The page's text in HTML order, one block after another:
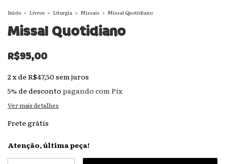
Início > Livros > Liturgia > Missais > Missal Quotidiano
Missal Quotidiano
R$95,00
2xde R$47,50 sem juros
5% de desconto pagando com Pix
Ver mais detalhes
Frete grátis
Atenção, última peça!